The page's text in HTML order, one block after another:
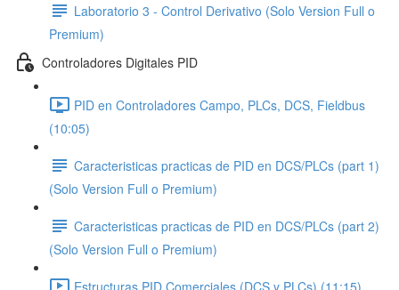
Laboratorio 3 - Control Derivativo (Solo Version Full o
Premium)
Controladores Digitales PID
PID en Controladores Campo, PLCs, DCS, Fieldbus
(10:05)
Caracteristicas practicas de PID en DCS/PLCs (part 1)
(Solo Version Full o Premium)
Caracteristicas practicas de PID en DCS/PLCs (part 2)
(Solo Version Full o Premium)
Estructuras PID Comerciales (DCS y PLCs) (11:15)